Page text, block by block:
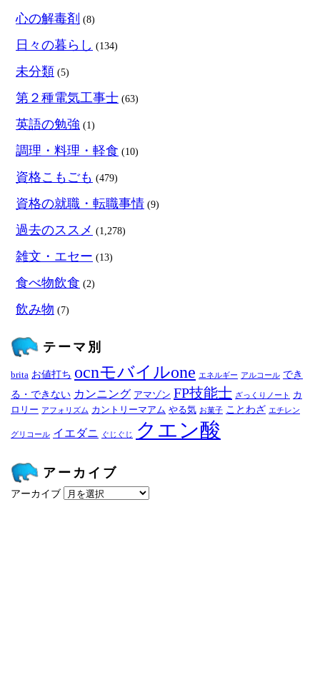
心の解毒剤 (8)
日々の暮らし (134)
未分類 (5)
第２種電気工事士 (63)
英語の勉強 (1)
調理・料理・軽食 (10)
資格こもごも (479)
資格の就職・転職事情 (9)
過去のススメ (1,278)
雑文・エセー (13)
食べ物飲食 (2)
飲み物 (7)
テーマ別
brita お値打ち ocnモバイルone エネルギー アルコール でき
る・できない カンニング アマゾン FP技能士 ざっくりノート
カ
ロリー アフォリズム カントリーマアム やる気 お菓子 ことわざ エチレン
グリコール イエダニ ぐじぐじ クエン酸
アーカイブ
アーカイブ